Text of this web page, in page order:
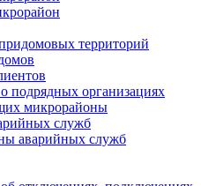
территорий
подрядных организациях
микрорайоны
служб
аварийных служб